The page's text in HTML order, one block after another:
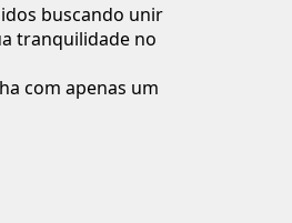
buscando unir
tranquilidade no
com apenas um